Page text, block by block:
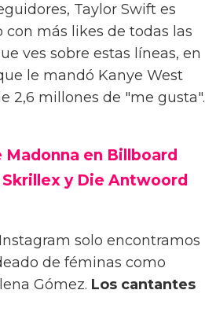
Taylor Swift es
más likes de todas las
ves sobre estas líneas, en
le mandó Kanye West
2,6 millones de "me gusta".
en Billboard
y Die Antwoord
solo encontramos
de féminas como
Gómez. Los cantantes